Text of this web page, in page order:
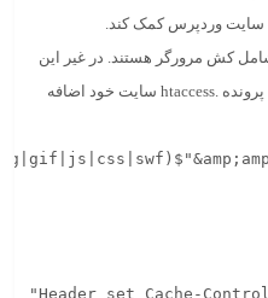
سایت وردپرس کمک کند.
کش مرورگر هستند. در غیر این
صورت ، می توانید این قطعه کد را به پرونده .htaccess سایت خود اضافه